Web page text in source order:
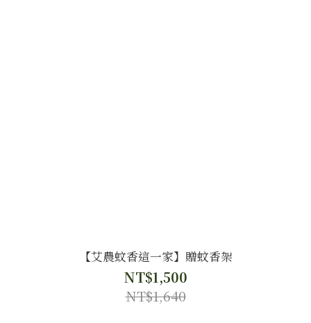
【艾農蚊香這一家】贈蚊香架
NT$1,500
NT$1,640